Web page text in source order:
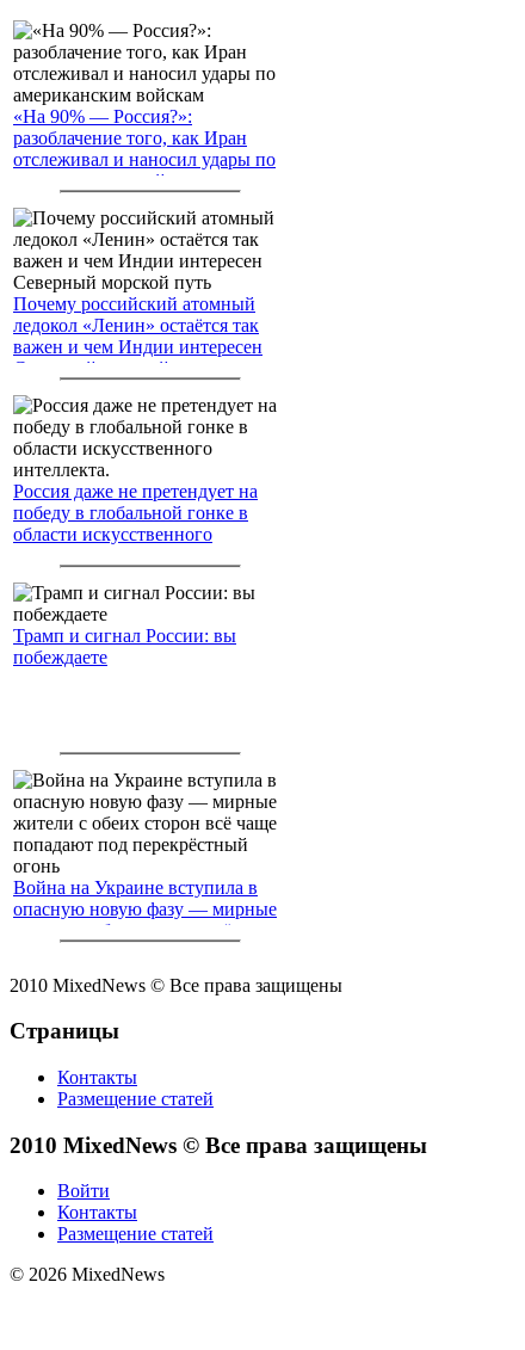
«На 90% — Россия?»:
разоблачение того, как Иран
отслеживал и наносил удары по
американским войскам
Почему российский атомный
ледокол «Ленин» остаётся так
важен и чем Индии интересен
Северный морской путь
Россия даже не претендует на
победу в глобальной гонке в
области искусственного
Трамп и сигнал России: вы
побеждаете
Война на Украине вступила в
опасную новую фазу — мирные
жители с обеих сторон всё чаще
2010 MixedNews © Все права защищены
Страницы
Контакты
Размещение статей
2010 MixedNews © Все права защищены
Войти
Контакты
Размещение статей
© 2026 MixedNews